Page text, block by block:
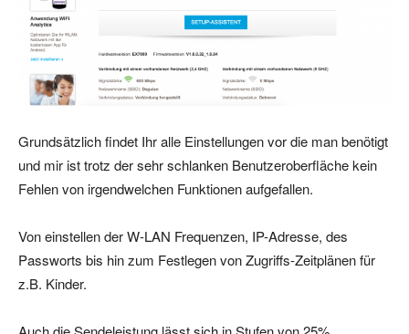
Grundsätzlich findet Ihr alle Einstellungen vor die man benötigt
und mir ist trotz der sehr schlanken Benutzeroberfläche kein
Fehlen von irgendwelchen Funktionen aufgefallen.
Von einstellen der W-LAN Frequenzen, IP-Adresse, des
Passworts bis hin zum Festlegen von Zugriffs-Zeitplänen für
z.B. Kinder.